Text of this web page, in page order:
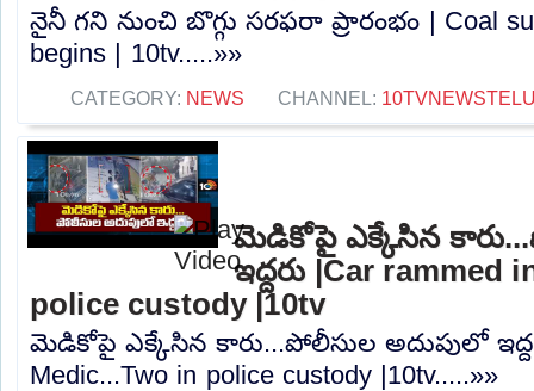
నైనీ గని నుంచి బొగ్గు సరఫరా ప్రారంభం | Coal
begins | 10tv.....»»
CATEGORY: NEWS CHANNEL:
మెడికోపై ఎక్కేసిన
ఇద్దరు |Car rammed
police custody |10tv
మెడికోపై ఎక్కేసిన కారు...పోలీసుల అదుపులో
Medic...Two in police custody |10tv.....»»